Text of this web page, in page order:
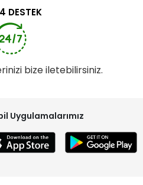
DESTEK
bize iletebilirsiniz.
Uygulamalarımız